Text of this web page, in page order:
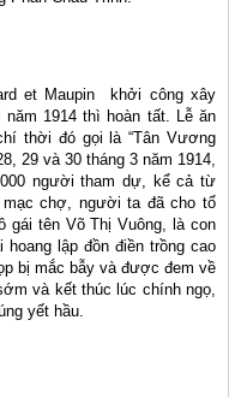
et Maupin
khởi công xây
1914 thì hoàn tất. Lễ ăn
thời đó gọi là “Tân Vương
29 và 30 tháng 3 năm 1914,
người tham dự, kể cả từ
chợ, người ta đã cho tổ
gái tên Võ Thị Vuông, là con
lập đồn điền trồng cao
bị mắc bẫy và được đem về
và kết thúc lúc chính ngọ,
yết hầu.